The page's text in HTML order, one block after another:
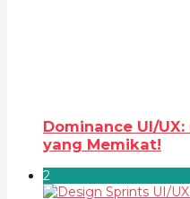
Dominance UI/
yang Memikat!
2